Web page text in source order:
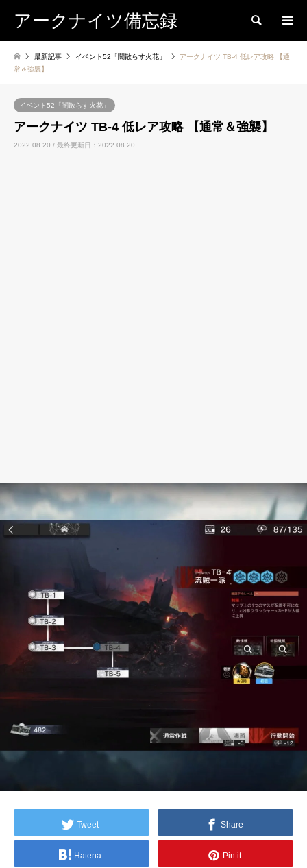
アークナイツ備忘録 検索
最新記事 イベント52「闇散らす火花」
アークナイツ TB-4 低レア攻略 【通
常＆強襲】
イベント52「闇散らす火花」
アークナイツ TB-4 低レア攻略 【通常＆強襲】
2022.08.20 / 最終更新日：2022.08.20
Tweet Share
Hatena Pin it